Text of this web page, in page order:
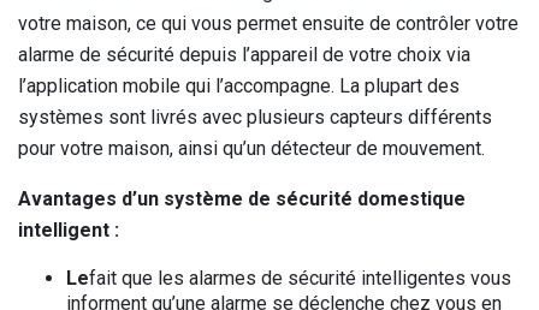
votre maison, ce qui vous permet ensuite de contrôler votre
alarme de sécurité depuis l’appareil de votre choix via
l’application mobile qui l’accompagne. La plupart des
systèmes sont livrés avec plusieurs capteurs différents
pour votre maison, ainsi qu’un détecteur de mouvement.
Avantages d’un système de sécurité domestique
intelligent :
Lefait que les alarmes de sécurité intelligentes vous
informent qu’une alarme se déclenche chez vous en